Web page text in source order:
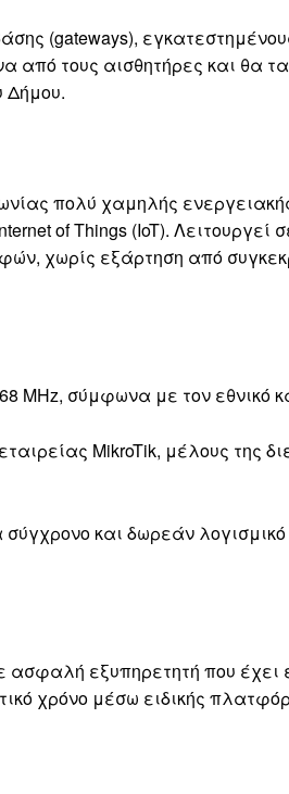
(gateways),
από τους αισθητήρες και θα
Δήμου.
πολύ χαμηλής
of Things (IoT). Λειτουργεί
χωρίς εξάρτηση από
MHz, σύμφωνα με τον εθνικό
MikroTik, μέλους της
και δωρεάν λογισμικό
εξυπηρετητή που έχει
χρόνο μέσω ειδικής